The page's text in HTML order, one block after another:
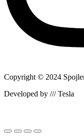
Copyright © 2024
Developed by /// Tesla